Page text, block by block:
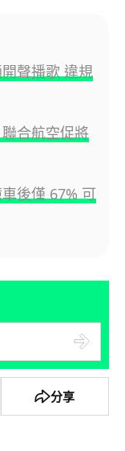
聲播歌 違規
合航空促將
後僅 67% 可
分享